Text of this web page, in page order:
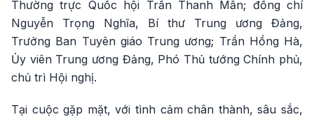
Thường trực Quốc hội Trần Thanh Mẫn; đồng chí
Nguyễn Trọng Nghĩa, Bí thư Trung ương Đảng,
Trưởng Ban Tuyên giáo Trung ương; Trần Hồng Hà,
Ủy viên Trung ương Đảng, Phó Thủ tướng Chính phủ,
chủ trì Hội nghị.
Tại cuộc gặp mặt, với tình cảm chân thành, sâu sắc,